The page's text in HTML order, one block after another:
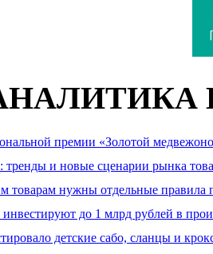
премии «Золотой
тренды и новые сценарии рынка
товарам нужны отдельные правила
до 1 млрд рублей в
детские сабо, сланцы и